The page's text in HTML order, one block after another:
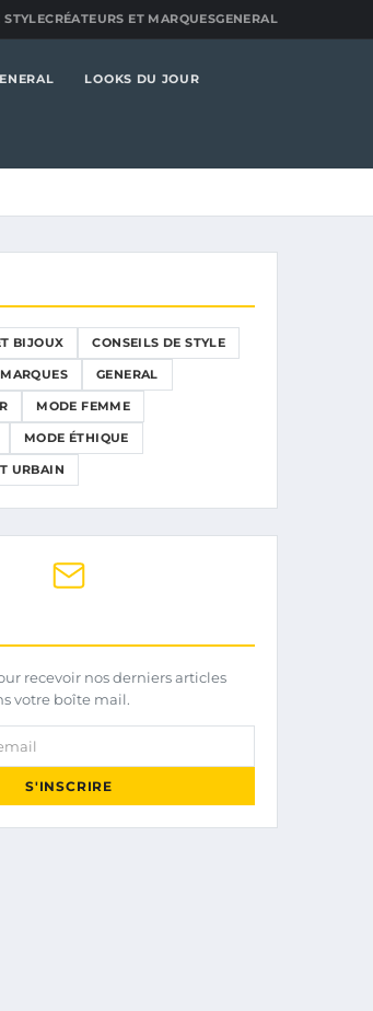
STYLECRÉATEURS ET MARQUESGENERAL
LOOKS DU JOUR
BIJOUX CONSEILS DE STYLE
GENERAL
MODE FEMME
MODE ÉTHIQUE
URBAIN
recevoir nos derniers articles
votre boîte mail.
S'INSCRIRE